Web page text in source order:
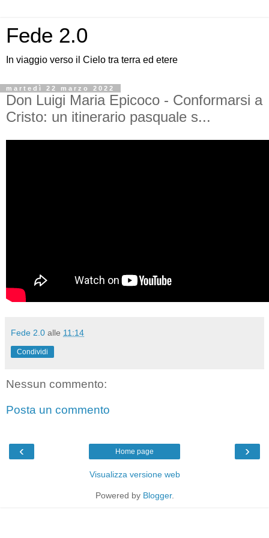
Fede 2.0
In viaggio verso il Cielo tra terra ed etere
martedì 22 marzo 2022
Don Luigi Maria Epicoco - Conformarsi a
Cristo: un itinerario pasquale s...
Fede 2.0 alle 11:14
Condividi
Nessun commento:
Posta un commento
‹ ›
Home page
Visualizza versione web
Powered by Blogger.